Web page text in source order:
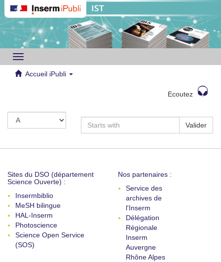
Toggle
navigation
Accueil iPubli
Ecoutez
Valider
Sites du DSO (département
Science Ouverte) :
Insermbiblio
MeSH bilingue
HAL-Inserm
Photoscience
Science Open Service
(SOS)
Nos partenaires :
Service des
archives de
l'Inserm
Délégation
Régionale
Inserm
Auvergne
Rhône Alpes